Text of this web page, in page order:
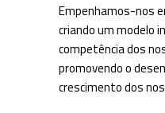
Empenhamos-nos
criando um modelo
competência dos
promovendo o
crescimento dos